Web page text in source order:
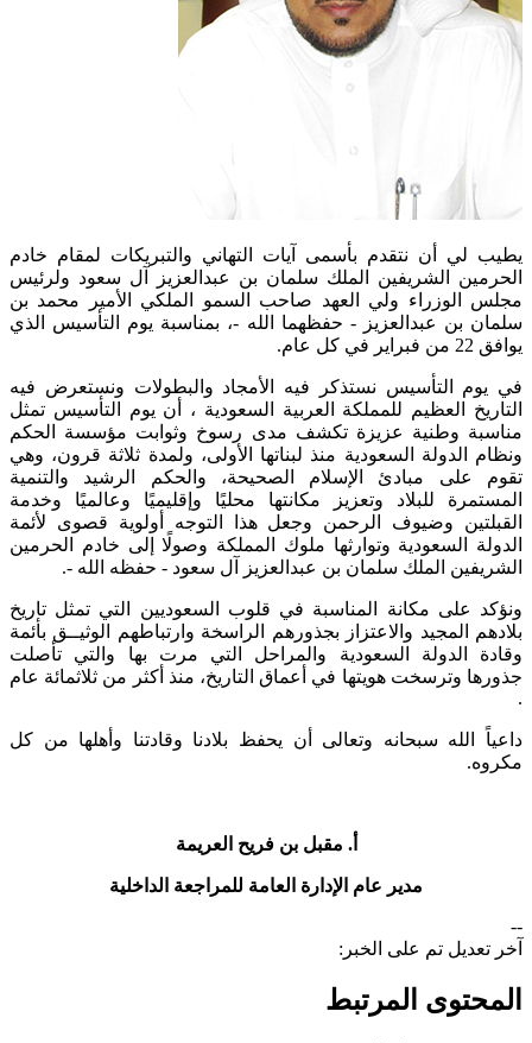
يطيب لي أن نتقدم بأسمى آيات التهاني والتبريكات لمقام خادم
الحرمين الشريفين الملك سلمان بن عبدالعزيز آل سعود ولرئيس
مجلس الوزراء ولي العهد صاحب السمو الملكي الأمير محمد بن
سلمان بن عبدالعزيز - حفظهما الله -، بمناسبة يوم التأسيس الذي
يوافق 22 من فبراير في كل عام.
في يوم التأسيس نستذكر فيه الأمجاد والبطولات ونستعرض فيه
التاريخ العظيم للمملكة العربية السعودية ، أن يوم التأسيس تمثل
مناسبة وطنية عزيزة تكشف مدى رسوخ وثوابت مؤسسة الحكم
ونظام الدولة السعودية منذ لبناتها الأولى، ولمدة ثلاثة قرون، وهي
تقوم على مبادئ الإسلام الصحيحة، والحكم الرشيد والتنمية
المستمرة للبلاد وتعزيز مكانتها محليًا وإقليميًا وعالميًا وخدمة
القبلتين وضيوف الرحمن وجعل هذا التوجه أولوية قصوى لأئمة
الدولة السعودية وتوارثها ملوك المملكة وصولًا إلى خادم الحرمين
الشريفين الملك سلمان بن عبدالعزيز آل سعود - حفظه الله -.
ونؤكد على مكانة المناسبة في قلوب السعوديين التي تمثل تاريخ
بلادهم المجيد والاعتزاز بجذورهم الراسخة وارتباطهم الوثيــق بأئمة
وقادة الدولة السعودية والمراحل التي مرت بها والتي تأصلت
جذورها وترسخت هويتها في أعماق التاريخ، منذ أكثر من ثلاثمائة عام
.
داعياً الله سبحانه وتعالى أن يحفظ بلادنا وقادتنا وأهلها من كل
مكروه.
أ. مقبل بن فريح العريمة​
مدير عام الإدارة العامة للمراجعة الداخلية
--
آخر تعديل تم على الخبر:
المحتوى المرتبط